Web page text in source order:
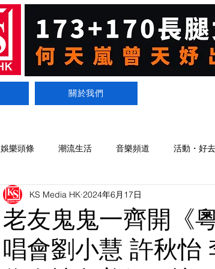
關於我們
娛樂頭條 潮流生活 音樂頻道 活動・好
老友鬼鬼一齊開《
唱會劉小慧 許秋怡
KS Media HK 2024年6月17日